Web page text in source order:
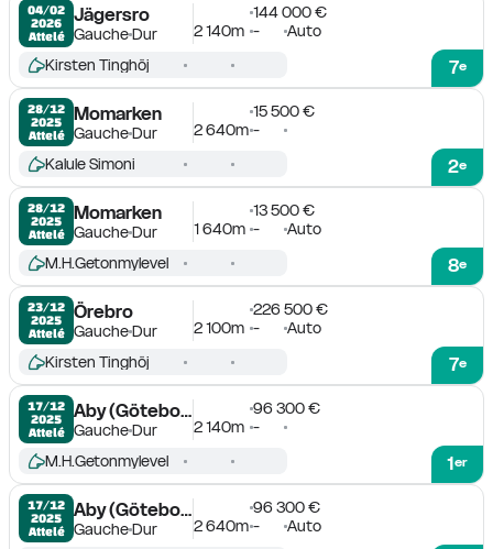
04/02
2026
Attelé
Jägersro
GaucheDur
144 000 €
2 140m - Auto
7e
Kirsten Tinghöj
28/12
2025
Attelé
Momarken
GaucheDur
15 500 €
2 640m -
2e
Kalule Simoni
28/12
2025
Attelé
Momarken
GaucheDur
13 500 €
1 640m - Auto
8e
M.H.Getonmylevel
23/12
2025
Attelé
Örebro
GaucheDur
226 500 €
2 100m - Auto
7e
Kirsten Tinghöj
17/12
2025
Attelé
Aby (Göteborg)
GaucheDur
96 300 €
2 140m -
1er
M.H.Getonmylevel
17/12
2025
Attelé
Aby (Göteborg)
GaucheDur
96 300 €
2 640m - Auto